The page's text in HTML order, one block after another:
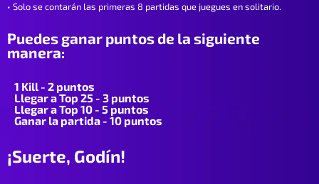
• Solo se contarán las primeras 8 partidas que juegues en solitario.
Puedes ganar puntos de la siguiente
manera:
1 Kill - 2 puntos
Llegar a Top 25 - 3 puntos
Llegar a Top 10 - 5 puntos
Ganar la partida - 10 puntos
¡Suerte, Godín!